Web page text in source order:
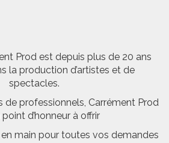
Prod est depuis plus de 20 ans
la production d’artistes et de
spectacles.
de professionnels, Carrément Prod
d’honneur à offrir
main pour toutes vos demandes